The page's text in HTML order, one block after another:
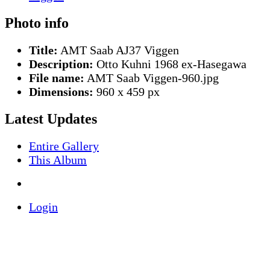
Photo info
Title: AMT Saab AJ37 Viggen
Description: Otto Kuhni 1968 ex-Hasegawa
File name: AMT Saab Viggen-960.jpg
Dimensions: 960 x 459 px
Latest Updates
Entire Gallery
This Album
Login